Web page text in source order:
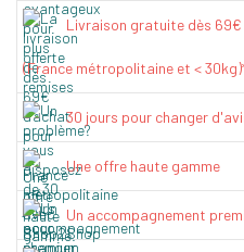
Livraison gratuite dès
(France métropolitaine et <
30 jours pour changer
Une offre haute gamme
Un accompagnement